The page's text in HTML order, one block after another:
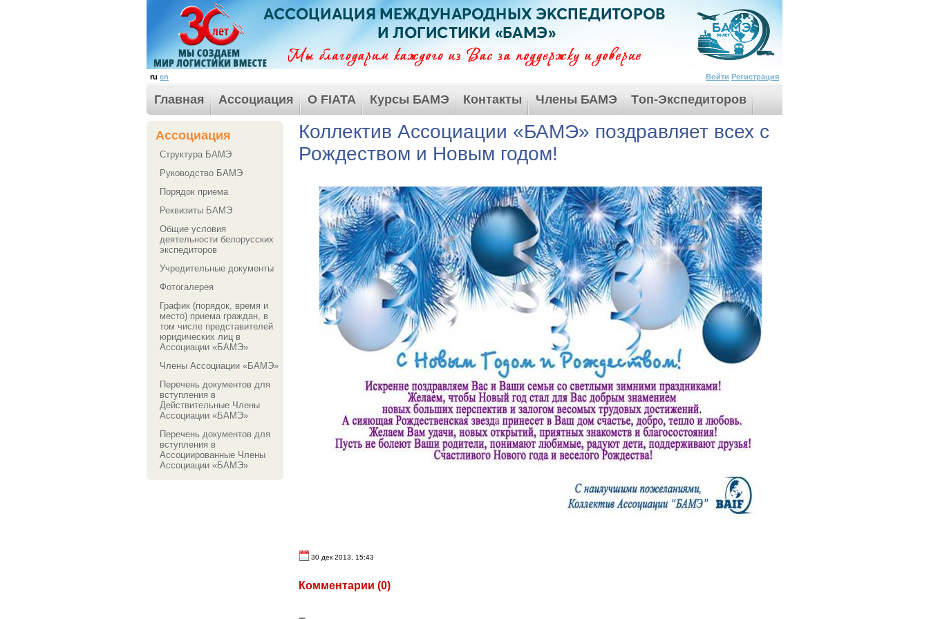
ru en Войти Регистрация
Главная Ассоциация О FIATA Курсы БАМЭ Контакты Члены БАМЭ Tоп-Экспедиторов
Ассоциация
Структура БАМЭ
Руководство БАМЭ
Порядок приема
Реквизиты БАМЭ
Общие условия
деятельности белорусских
экспедиторов
Учредительные документы
Фотогалерея
График (порядок, время и
место) приема граждан, в
том числе представителей
юридических лиц в
Ассоциации «БАМЭ»
Члены Ассоциации «БАМЭ»
Перечень документов для
вступления в
Действительные Члены
Ассоциации «БАМЭ»
Перечень документов для
вступления в
Ассоциированные Члены
Ассоциации «БАМЭ»
Коллектив Ассоциации «БАМЭ» поздравляет всех с
Рождеством и Новым годом!
30 дек 2013, 15:43
Комментарии (0)